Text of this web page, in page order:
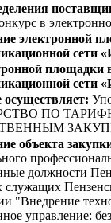
в
электронной
сети
площадки
сети
ПО
объекта
должности
служащих
"Внедрение
управление: